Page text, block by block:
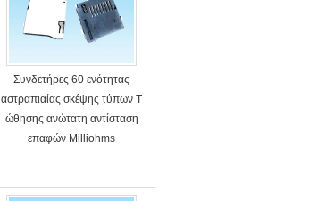
Συνδετήρες 60 ενότητας
αστραπιαίας σκέψης τύπων Τ
ώθησης ανώτατη αντίσταση
επαφών Milliohms